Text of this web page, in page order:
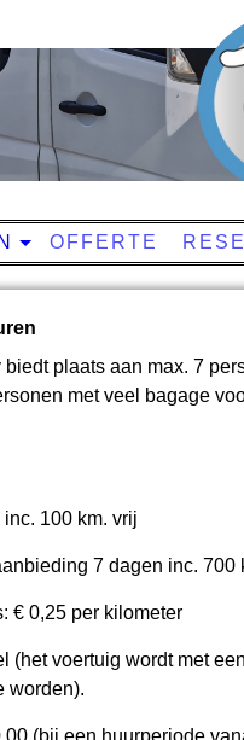
OFFERTE
biedt plaats aan max. 7
met veel bagage
100 km. vrij
7 dagen inc. 700
€ 0,25 per kilometer
(het voertuig wordt met
worden).
(bij een huurperiode